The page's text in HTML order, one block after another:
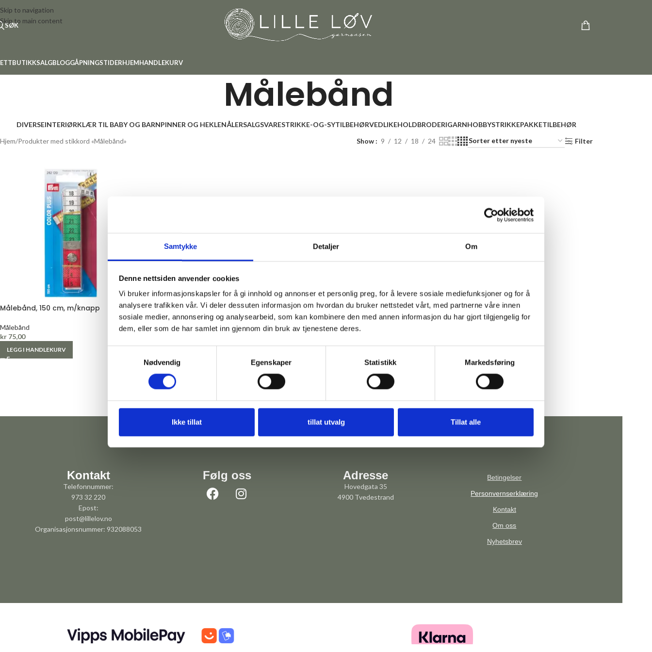
Samtykke Detaljer Om
Denne nettsiden anvender cookies
Vi bruker informasjonskapsler for å gi innhold og annonser et personlig preg, for å levere sosiale mediefunksjoner og for å
analysere trafikken vår. Vi deler dessuten informasjon om hvordan du bruker nettstedet vårt, med partnerne våre innen
sosiale medier, annonsering og analysearbeid, som kan kombinere den med annen informasjon du har gjort tilgjengelig for
dem, eller som de har samlet inn gjennom din bruk av tjenestene deres.
Nødvendig
Egenskaper Statistikk Markedsføring
Ikke tillat tillat utvalg Tillat alle
Skip to navigation
Skip to main content
SØK
SALGBLOGGÅPNINGSTIDERHJEMHANDLEKURV
Målebånd
DIVERSEINTERIØRKLÆR TIL BABY OG BARNPINNER OG HEKLENÅLERSALGSVARESTRIKKE-OG-SYTILBEHØRVEDLIKEHOLDBRODERIGARNHOBBYSTRIKKEPAKKETILBEHØR
Hjem Produkter med stikkord «Målebånd» Show 9 12 18 24 Filter
Målebånd, 150 cm, m/knapp
Målebånd
kr 75,00
LEGG I HANDLEKURV
Kontakt
Telefonnummer:
973 32 220
Epost:
post@lillelov.no
Organisasjonsnummer: 932088053
Følg oss Adresse
Hovedgata 35
4900 Tvedestrand
Betingelser
Personvernserklæring
Kontakt
Om oss
Nyhetsbrev